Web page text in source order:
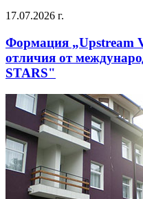
17.07.2026 г.
Формация „Upstream
отличия от
STARS"